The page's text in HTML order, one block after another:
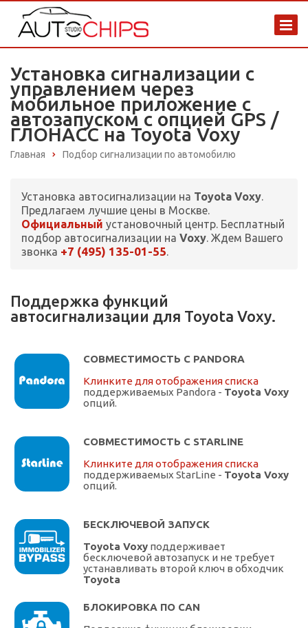
Установка сигнализации с
управлением через
мобильное приложение с
автозапуском с опцией GPS /
ГЛОНАСС на Toyota Voxy
Главная Подбор сигнализации по автомобилю
Установка автосигнализации на Toyota Voxy.
Предлагаем лучшие цены в Москве.
Официальный установочный центр. Бесплатный
подбор автосигнализации на Voxy. Ждем Вашего
звонка +7 (495) 135-01-55.
Поддержка функций
автосигнализации для Toyota Voxy.
СОВМЕСТИМОСТЬ С PANDORA
Клинките для отображения списка
поддерживаемых Pandora - Toyota Voxy
опций.
СОВМЕСТИМОСТЬ С STARLINE
Клинките для отображения списка
поддерживаемых StarLine - Toyota Voxy
опций.
БЕСКЛЮЧЕВОЙ ЗАПУСК
Toyota Voxy поддерживает
бесключевой автозапуск и не требует
устанавливать второй ключ в обходчик
Toyota
БЛОКИРОВКА ПО CAN